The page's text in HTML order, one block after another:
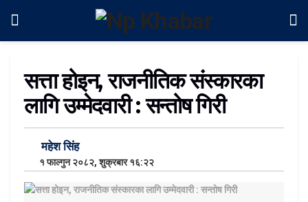
सत्ता होइन, राजनीतिक संस्कारका
लागि उम्मेदवारी : सन्तोष गिरी
महेश सिंह
१ फाल्गुन २०८२, शुक्रबार १६:२२